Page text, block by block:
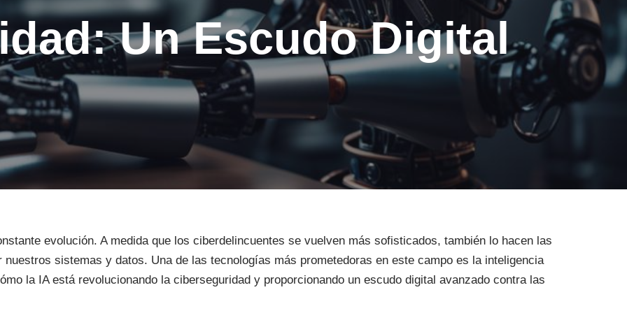
Un Escudo Digital
evolución. A medida que los ciberdelincuentes se vuelven más sofisticados, también lo hacen las
sistemas y datos. Una de las tecnologías más prometedoras en este campo es la inteligencia
la IA está revolucionando la ciberseguridad y proporcionando un escudo digital avanzado contra las